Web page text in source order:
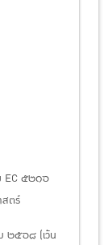
EC ๕๒๑๖
ตร์
๒๕๖๘ (เว้น